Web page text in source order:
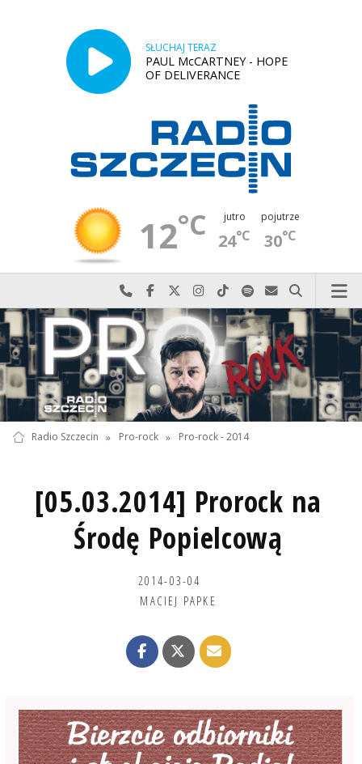
SŁUCHAJ TERAZ
PAUL McCARTNEY - HOPE
OF DELIVERANCE
12°C jutro
24°C
pojutrze
30°C
Najlepiej po prostu do nas zadzwoń
Odwiedź nas na Facebook-u
Odwiedź nas na X
Odwiedź nas na Instagram-ie
Odwiedź nas na TikTok-u
Szukaj nas na Spotify
Wyślij do nas
Szukaj
Radio Szczecin » Pro-rock » Pro-rock - 2014
[05.03.2014] Prorock na
Środę Popielcową
2014-03-04
MACIEJ PAPKE